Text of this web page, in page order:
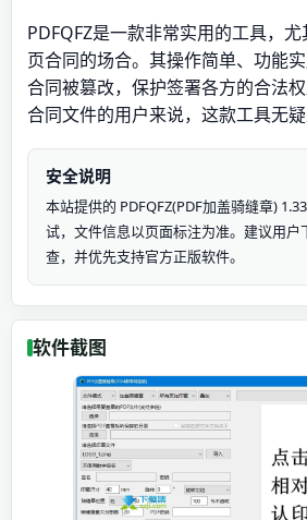
PDFQFZ是一款非常实用的工具，
页合同的场合。其操作简单、功能
合同被篡改，保护签署各方的合法
合同文件的用户来说，这款工具无疑
安全说明
本站提供的 PDFQFZ(PDF加盖骑缝章)
试，文件信息以页面标注为准。建议用户
查，并优先支持官方正版软件。
软件截图